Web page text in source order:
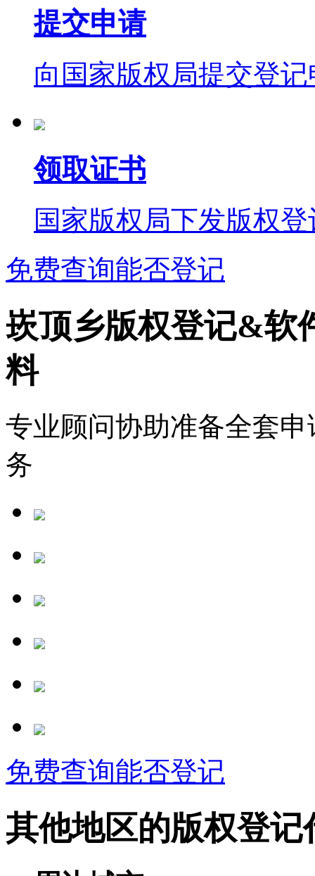
提交申请
向国家版权局提交登记
领取证书
国家版权局下发版权
免费查询能否登记
崁顶乡版权登记&软
料
专业顾问协助准备全套
务
免费查询能否登记
其他地区的版权登记